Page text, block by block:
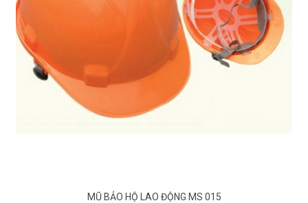
MŨ BẢO HỘ LAO ĐỘNG MS 015